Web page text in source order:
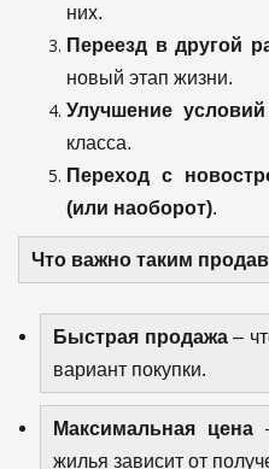
них.
Переезд в другой
новый этап жизни.
Улучшение условий
класса.
Переход с
(или наоборот).
Что важно таким
Быстрая продажа–
вариант покупки.
Максимальная цена
жилья зависит от